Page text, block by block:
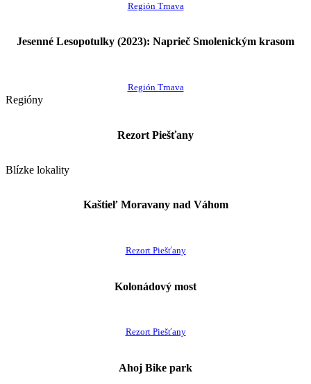
Región Trnava
Jesenné Lesopotulky (2023): Naprieč Smolenickým krasom
Región Trnava
Regióny
Rezort Piešťany
Blízke lokality
Kaštieľ Moravany nad Váhom
Rezort Piešťany
Kolonádový most
Rezort Piešťany
Ahoj Bike park